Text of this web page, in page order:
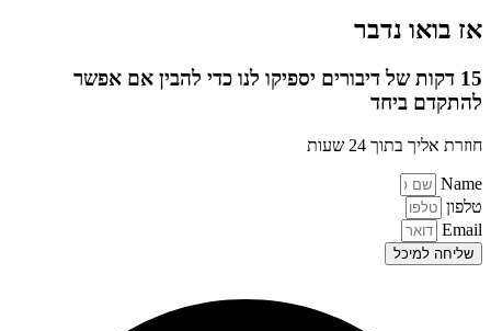
אז בואו נדבר
15 דקות של דיבורים יספיקו לנו כדי להבין אם אפשר
להתקדם ביחד
חוזרת אליך בתוך 24 שעות
Name
טלפון
Email
שליחה למיכל